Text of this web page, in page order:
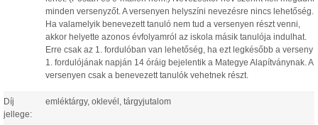
minden versenyzőt. A versenyen helyszíni nevezésre nincs lehetőség.
Ha valamelyik benevezett tanuló nem tud a versenyen részt venni,
akkor helyette azonos évfolyamról az iskola másik tanulója indulhat.
Erre csak az 1. fordulóban van lehetőség, ha ezt legkésőbb a verseny
1. fordulójának napján 14 óráig bejelentik a Mategye Alapítványnak. A
versenyen csak a benevezett tanulók vehetnek részt.
Díj
jellege:
emléktárgy, oklevél, tárgyjutalom